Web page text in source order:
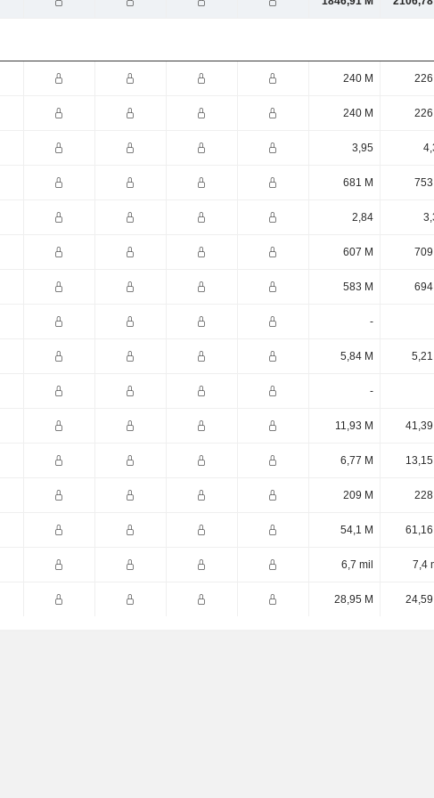
240 M 226
240 M 226
3,95
681 M 753
2,84
607 M 709
583 M 694
-
5,84 M 5,21
-
11,93 M 41,39
6,77 M 13,15
209 M 228
54,1 M 61,16
6,7 mil 7,4
28,95 M 24,59